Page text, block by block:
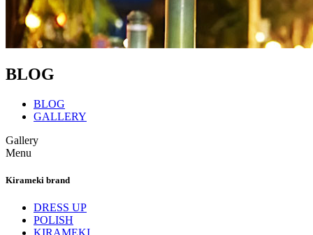
BLOG
BLOG
GALLERY
Gallery
Menu
Kirameki brand
DRESS UP
POLISH